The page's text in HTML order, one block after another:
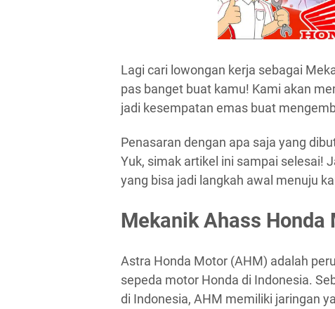
Lagi cari lowongan kerja sebagai
pas banget buat kamu! Kami akan
jadi kesempatan emas buat
Penasaran dengan apa saja yang
Yuk, simak artikel ini sampai selesai!
yang bisa jadi langkah awal menuju
Mekanik Ahass
Astra Honda Motor (AHM) adalah
sepeda motor Honda di Indonesia.
di Indonesia, AHM memiliki jaringan